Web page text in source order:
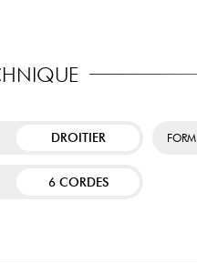
DROITIER
6 CORDES